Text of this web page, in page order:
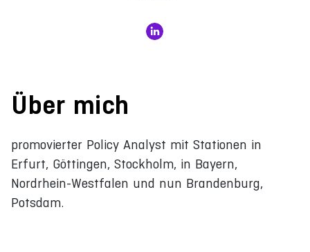
Über mich
promovierter Policy Analyst mit Stationen in
Erfurt, Göttingen, Stockholm, in Bayern,
Nordrhein-Westfalen und nun Brandenburg,
Potsdam.